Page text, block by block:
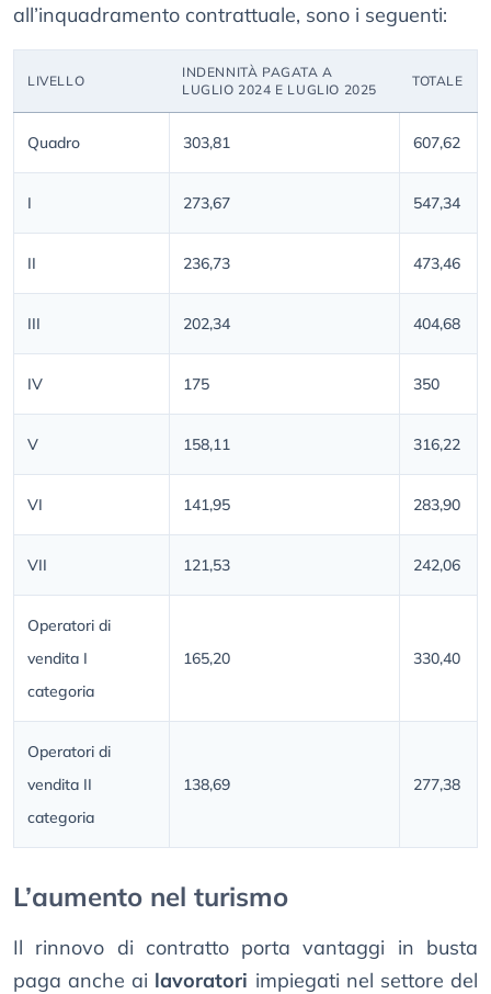
all’inquadramento contrattuale, sono i seguenti:
LIVELLO
INDENNITÀ PAGATA A
LUGLIO 2024 E LUGLIO 2025
TOTALE
Quadro 303,81 607,62
I 273,67 547,34
II 236,73 473,46
III 202,34 404,68
IV 175 350
V 158,11 316,22
VI 141,95 283,90
VII 121,53 242,06
Operatori di
vendita I
categoria
165,20 330,40
Operatori di
vendita II
categoria
138,69 277,38
L’aumento nel turismo
Il rinnovo di contratto porta vantaggi in busta
paga anche ai lavoratori impiegati nel settore del